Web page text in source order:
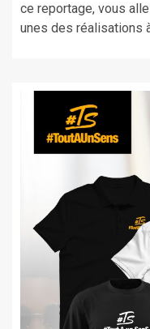
ce reportage, vous
unes des réalisations